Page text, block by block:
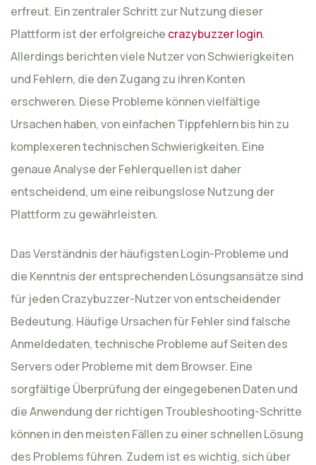
erfreut. Ein zentraler Schritt zur Nutzung dieser
Plattform ist der erfolgreiche crazybuzzer login.
Allerdings berichten viele Nutzer von Schwierigkeiten
und Fehlern, die den Zugang zu ihren Konten
erschweren. Diese Probleme können vielfältige
Ursachen haben, von einfachen Tippfehlern bis hin zu
komplexeren technischen Schwierigkeiten. Eine
genaue Analyse der Fehlerquellen ist daher
entscheidend, um eine reibungslose Nutzung der
Plattform zu gewährleisten.
Das Verständnis der häufigsten Login-Probleme und
die Kenntnis der entsprechenden Lösungsansätze sind
für jeden Crazybuzzer-Nutzer von entscheidender
Bedeutung. Häufige Ursachen für Fehler sind falsche
Anmeldedaten, technische Probleme auf Seiten des
Servers oder Probleme mit dem Browser. Eine
sorgfältige Überprüfung der eingegebenen Daten und
die Anwendung der richtigen Troubleshooting-Schritte
können in den meisten Fällen zu einer schnellen Lösung
des Problems führen. Zudem ist es wichtig, sich über